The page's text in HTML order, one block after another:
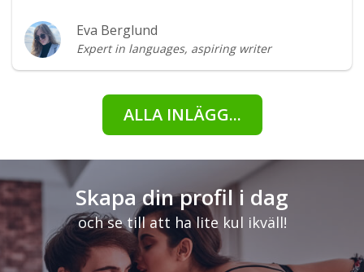
Eva Berglund
Expert in languages, aspiring writer
ALLA INLÄGG...
Skapa din profil i dag
och se till att ha lite kul ikväll!